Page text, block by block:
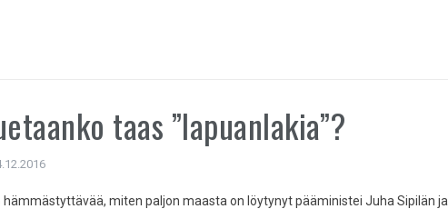
taas ”lapuanlakia”?
hämmästyttävää, miten paljon maasta on löytynyt pääministei Juha Sipilän ja